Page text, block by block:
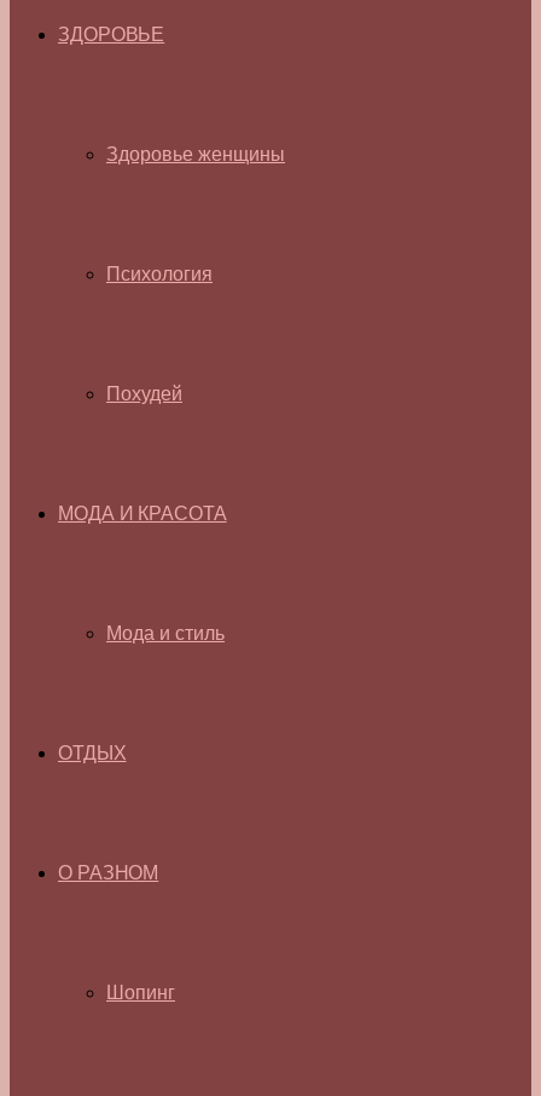
ЗДОРОВЬЕ
Здоровье женщины
Психология
Похудей
МОДА И КРАСОТА
Мода и стиль
ОТДЫХ
О РАЗНОМ
Шопинг